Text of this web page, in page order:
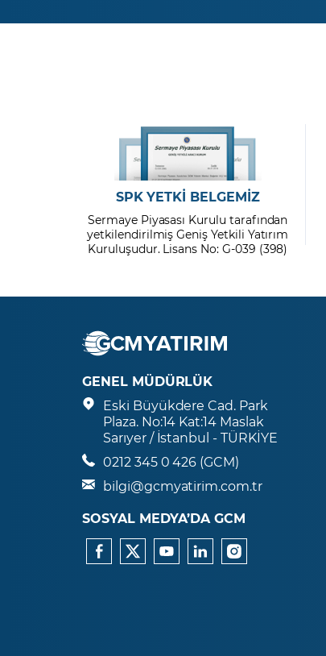
SPK YETKİ BELGEMİZ
Sermaye Piyasası Kurulu tarafından
yetkilendirilmiş Geniş Yetkili Yatırım
Kuruluşudur. Lisans No: G-039 (398)
GENEL MÜDÜRLÜK
Eski Büyükdere Cad. Park
Plaza. No:14 Kat:14 Maslak
Sarıyer / İstanbul - TÜRKİYE
0212 345 0 426 (GCM)
bilgi@gcmyatirim.com.tr
SOSYAL MEDYA’DA GCM